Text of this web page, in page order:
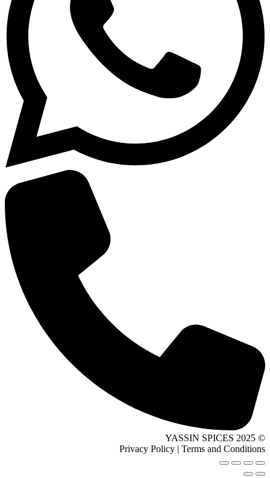
© 2025 YASSIN SPICES
Privacy Policy | Terms and Conditions